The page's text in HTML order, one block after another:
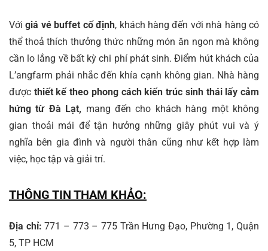
Vớigiá vé buffet cố định, khách hàng đến với nhà hàng có
thể thoả thích thưởng thức những món ăn ngon mà không
cần lo lắng về bất kỳ chi phí phát sinh. Điểm hút khách của
L’angfarm phải nhắc đến khía cạnh không gian. Nhà hàng
được thiết kế theo phong cách kiến trúc sinh thái lấy cảm
hứng từ Đà Lạt, mang đến cho khách hàng một không
gian thoải mái để tận hưởng những giây phút vui và ý
nghĩa bên gia đình và người thân cũng như kết hợp làm
việc, học tập và giải trí.
THÔNG TIN THAM KHẢO:
Địa chỉ: 771 – 773 – 775 Trần Hưng Đạo, Phường 1, Quận
5, TP HCM